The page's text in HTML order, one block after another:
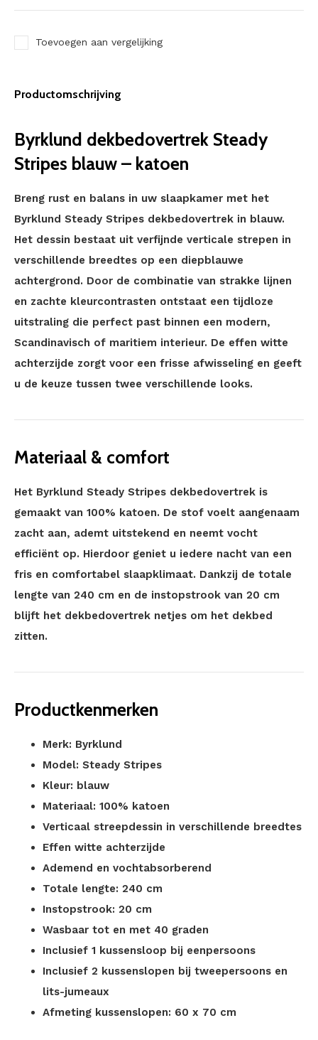
Toevoegen aan vergelijking
Productomschrijving
Byrklund dekbedovertrek Steady
Stripes blauw – katoen
Breng rust en balans in uw slaapkamer met het
Byrklund Steady Stripes dekbedovertrek in blauw.
Het dessin bestaat uit verfijnde verticale strepen in
verschillende breedtes op een diepblauwe
achtergrond. Door de combinatie van strakke lijnen
en zachte kleurcontrasten ontstaat een tijdloze
uitstraling die perfect past binnen een modern,
Scandinavisch of maritiem interieur. De effen witte
achterzijde zorgt voor een frisse afwisseling en geeft
u de keuze tussen twee verschillende looks.
Materiaal & comfort
Het Byrklund Steady Stripes dekbedovertrek is
gemaakt van 100% katoen. De stof voelt aangenaam
zacht aan, ademt uitstekend en neemt vocht
efficiënt op. Hierdoor geniet u iedere nacht van een
fris en comfortabel slaapklimaat. Dankzij de totale
lengte van 240 cm en de instopstrook van 20 cm
blijft het dekbedovertrek netjes om het dekbed
zitten.
Productkenmerken
Merk: Byrklund
Model: Steady Stripes
Kleur: blauw
Materiaal: 100% katoen
Verticaal streepdessin in verschillende breedtes
Effen witte achterzijde
Ademend en vochtabsorberend
Totale lengte: 240 cm
Instopstrook: 20 cm
Wasbaar tot en met 40 graden
Inclusief 1 kussensloop bij eenpersoons
Inclusief 2 kussenslopen bij tweepersoons en
lits-jumeaux
Afmeting kussenslopen: 60 x 70 cm